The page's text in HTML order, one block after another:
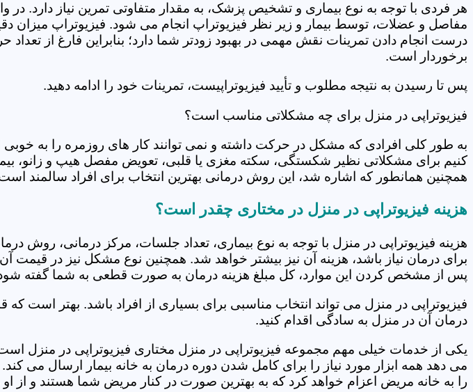
هر فردی با توجه به نوع بیماری و تشخیص پزشک، به مقدار متفاوتی تمرین نیاز
مفاصل و عضلات، توسط بیمار و زیر نظر فیزیوتراپ انجام می شود. فیزیوتراپ میزان
درست انجام دادن تمرینات نقش مهمی در بهبود زودتر شما دارد؛ بنابراین فارغ از تعداد
برخوردار است.
پس تا رسیدن به نتیجه مطلوب و تأیید فیزیوتراپیست، تمرینات خود را ادامه دهید.
فیزیوتراپی در منزل برای چه مشکلاتی مناسب است؟
به طور کلی افرادی که مشکل در حرکت داشته و نمی توانند کار های روزمره را به خوبی
کنیم برای مشکلاتی نظیر شکستگی، سکته مغزی یا قلبی، تعویض مفصل هیپ و زانو،
همچنین همانطور که اشاره شد، این روش درمانی بهترین انتخاب برای افراد سالمند
هزینه فیزیوتراپی در منزل در مختاری چقدر است؟
هزینه فیزیوتراپی در منزل با توجه به نوع بیماری، تعداد جلسات، مرکز درمانی، روش
برای درمان نیاز باشد، هزینه آن نیز بیشتر خواهد شد. همچنین نوع مشکل نیز در قیمت
پس از مشخص کردن این موارد، کل مبلغ هزینه درمان به صورت قطعی به شما گفته
فیزیوتراپی در منزل می تواند انتخاب مناسبی برای بسیاری از افراد باشد. بهتر
درمان آن در منزل به سادگی اقدام کنید.
یکی از خدمات خیلی مهم مجموعه فیزیوتراپی در منزل مختاری فیزیوتراپی در منزل
می دهد همه ابزار مورد نیاز را برای کامل شدن دوره درمان به خانه بیمار ارسال می
را به خانه مریض اعزام خواهد کرد که به بهترین صورت در کنار مریض شما هستند و از